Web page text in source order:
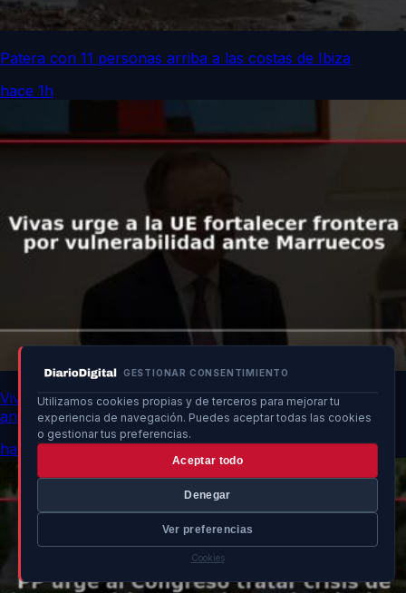
GESTIONAR CONSENTIMIENTO
Utilizamos cookies propias y de terceros para mejorar tu
experiencia de navegación. Puedes aceptar todas las cookies
o gestionar tus preferencias.
Aceptar todo
Denegar
Ver preferencias
Cookies
Patera con 11 personas arriba a las costas de Ibiza
hace 1h
Vivas urge a la UE fortalecer frontera por vulnerabilidad
ante Marruecos
hace 1h